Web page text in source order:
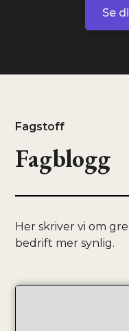
Se
Fagstoff
Fagblogg
Her skriver vi om
bedrift mer synlig.